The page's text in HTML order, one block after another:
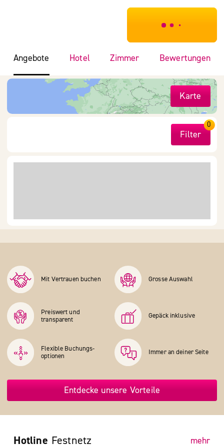
***************
Angebote Hotel Zimmer Bewertungen
Karte
Filter
0
Mit Vertrauen buchen Grosse Auswahl
Preiswert und
transparent
Gepäck inklusive
Flexible Buchungs­
optionen
Immer an deiner Seite
Entdecke unsere Vorteile
Hotline Festnetz mehr